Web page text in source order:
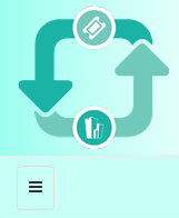
منو